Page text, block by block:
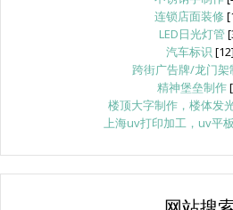
连锁店面装修
LED日光灯管
汽车标识 [12]
跨街广告牌/龙门架
精神堡垒制作
楼顶大字制作，楼体发
上海uv打印加工，uv平